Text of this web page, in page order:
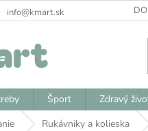
info@kmart.sk
Šport Zdravý
Rukávniky a kolieska